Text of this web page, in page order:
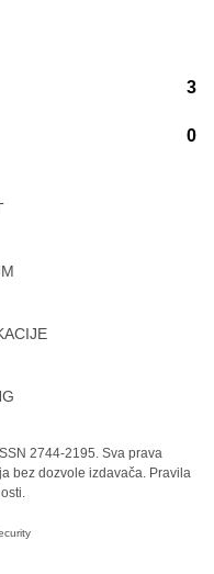
3
0
2744-2195. Sva prava
bez dozvole izdavača. Pravila